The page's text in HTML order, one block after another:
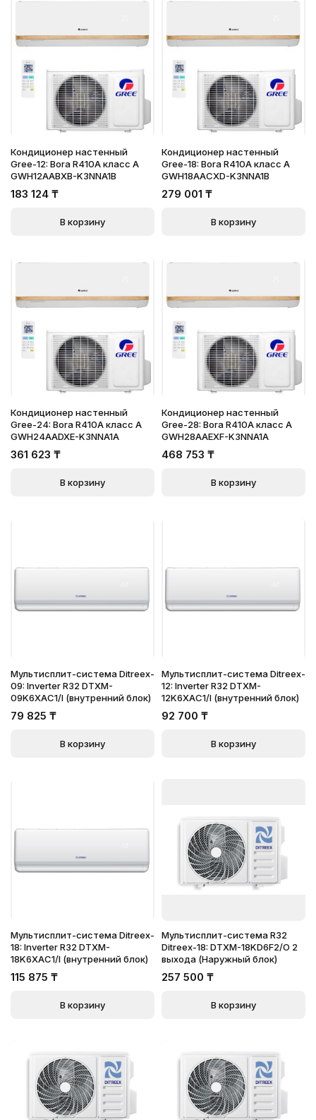
Кондиционер настенный
Gree-12: Bora R410A класс A
GWH12AABXB-K3NNA1B
183 124 ₸
В корзину
Кондиционер настенный
Gree-18: Bora R410A класс A
GWH18AACXD-K3NNA1B
279 001 ₸
В корзину
Кондиционер настенный
Gree-24: Bora R410A класс A
GWH24AADXE-K3NNA1A
361 623 ₸
В корзину
Кондиционер настенный
Gree-28: Bora R410A класс A
GWH28AAEXF-K3NNA1A
468 753 ₸
В корзину
Мультисплит-система Ditreex-
09: Inverter R32 DTXM-
09K6XAC1/I (внутренний блок)
79 825 ₸
В корзину
Мультисплит-система Ditreex-
12: Inverter R32 DTXM-
12K6XAC1/I (внутренний блок)
92 700 ₸
В корзину
Мультисплит-система Ditreex-
18: Inverter R32 DTXM-
18K6XAC1/I (внутренний блок)
115 875 ₸
В корзину
Мультисплит-система R32
Ditreex-18: DTXM-18KD6F2/O 2
выхода (Наружный блок)
257 500 ₸
В корзину